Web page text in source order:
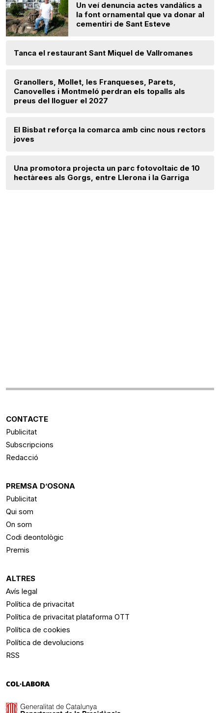
Un veí denuncia actes vandàlics a
la font ornamental que va donar al
cementiri de Sant Esteve
Tanca el restaurant Sant Miquel de Vallromanes
Granollers, Mollet, les Franqueses, Parets,
Canovelles i Montmeló perdran els topalls als
preus del lloguer el 2027
El Bisbat reforça la comarca amb cinc nous rectors
joves
Una promotora projecta un parc fotovoltaic de 10
hectàrees als Gorgs, entre Llerona i la Garriga
CONTACTE
Publicitat
Subscripcions
Redacció
PREMSA D’OSONA
Publicitat
Qui som
On som
Codi deontològic
Premis
ALTRES
Avís legal
Política de privacitat
Política de privacitat plataforma OTT
Política de cookies
Política de devolucions
RSS
COL·LABORA